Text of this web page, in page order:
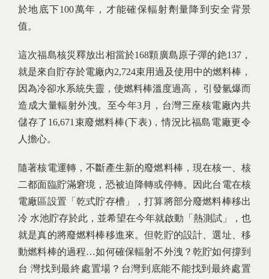
於地底下100萬年，才能確保輻射劑量降到安全背景
值。
這次福島核災釋放出相當於168顆廣島原子彈的銫137，
就是來自貯存於電廠內2,724束用過及使用中的燃料棒，
因為冷卻水系統失靈，使燃料棒溫度過高， 引發氫爆而
造成大量輻射外洩。至今年3月，台灣三座核電廠內共
儲存了16,671束廢燃料棒(下表)，情況比福島電廠更令
人擔心。
隨著核電運轉，不斷產生新的廢燃料棒，現在核一、核
二都面臨貯滿窘境，恐被迫降轉或停轉。因此台電在核
電廠區設置「乾式貯存槽」，打算將部分廢燃料棒移出
冷 水池貯存於此，並希望在今年就啟動「熱測試」，也
就是真的將廢燃料棒移進來。但乾貯的設計、選址、移
動燃料棒的過程…如何確保輻射不外洩？乾貯如何撐到
台 灣找到最終處置場？台灣到底能不能找到最終處置